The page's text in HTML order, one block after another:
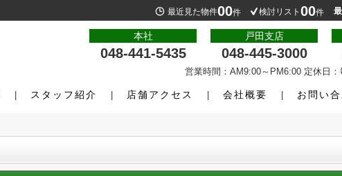
最近見た物件00件 検討リスト 00件
本社
048-441-5435
戸田支店
048-445-3000
営業時間：AM9:00～PM6:00 定休日
スタッフ紹介 店舗アクセス 会社概要 お問い